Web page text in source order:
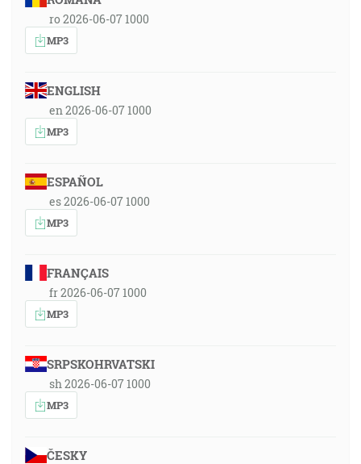
ro 2026-06-07 1000
MP3
ENGLISH
en 2026-06-07 1000
MP3
ESPAÑOL
es 2026-06-07 1000
MP3
FRANÇAIS
fr 2026-06-07 1000
MP3
SRPSKOHRVATSKI
sh 2026-06-07 1000
MP3
ČESKY